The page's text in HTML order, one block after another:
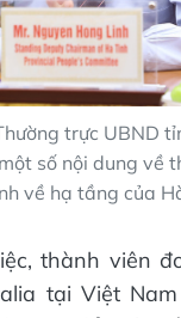
trực UBND
số nội dung về
về hạ tầng của
thành viên
tại Việt